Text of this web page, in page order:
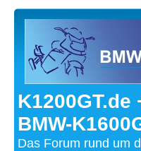
K1200GT.de
BMW-
Das Forum rund um